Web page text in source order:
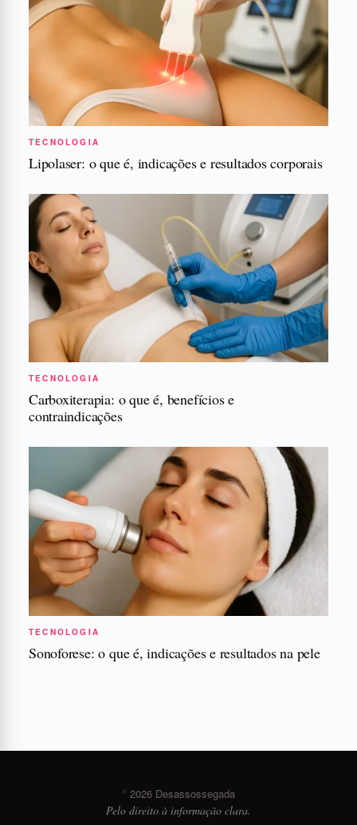
TECNOLOGIA
Lipolaser: o que é, indicações e resultados corporais
TECNOLOGIA
Carboxiterapia: o que é, benefícios e
contraindicações
TECNOLOGIA
Sonoforese: o que é, indicações e resultados na pele
© 2026 Desassossegada
Pelo direito à informação clara.